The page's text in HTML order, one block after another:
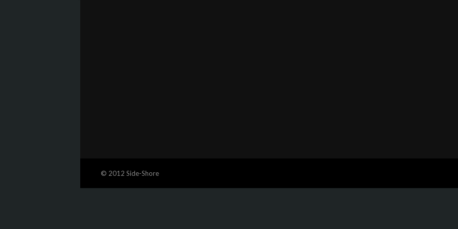
© 2012 Side-Shore